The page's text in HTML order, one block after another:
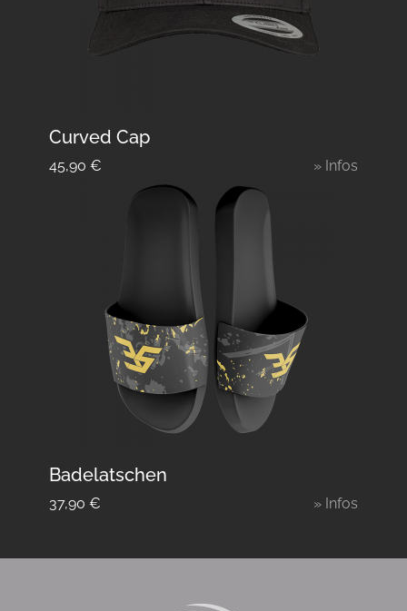
Curved Cap
45,90 € » Infos
Badelatschen
37,90 € » Infos